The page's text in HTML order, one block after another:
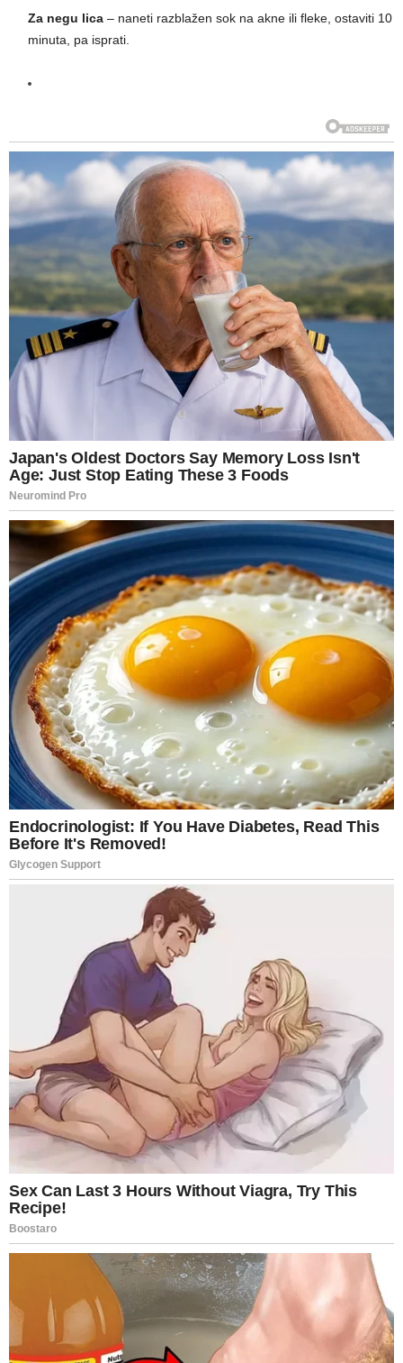
Za negu lica – naneti razblažen sok na akne ili fleke, ostaviti 10
minuta, pa isprati.